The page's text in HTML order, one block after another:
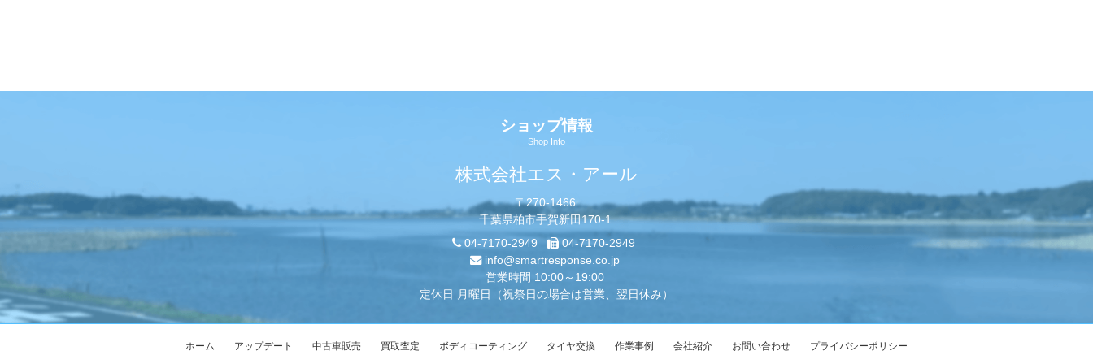
ショップ情報
Shop Info
株式会社エス・アール
〒270-1466
千葉県柏市手賀新田170-1
04-7170-2949
04-7170-2949
info@smartresponse.co.jp
営業時間 10:00～19:00
定休日 月曜日（祝祭日の場合は営業、翌日休み）
ホーム アップデート 中古車販売 買取査定 ボディコーティング タイヤ交換 作業事例 会社紹介 お問い合わせ プライバシーポリシー